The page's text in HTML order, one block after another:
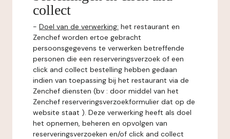
collect
- Doel van de verwerking: het restaurant en
Zenchef worden ertoe gebracht
persoonsgegevens te verwerken betreffende
personen die een reserveringsverzoek of een
click and collect bestelling hebben gedaan
indien van toepassing bij het restaurant via de
Zenchef diensten (bv : door middel van het
Zenchef reserveringsverzoekformulier dat op de
website staat ). Deze verwerking heeft als doel
het opnemen, beheren en opvolgen van
reserveringsverzoeken en/of click and collect